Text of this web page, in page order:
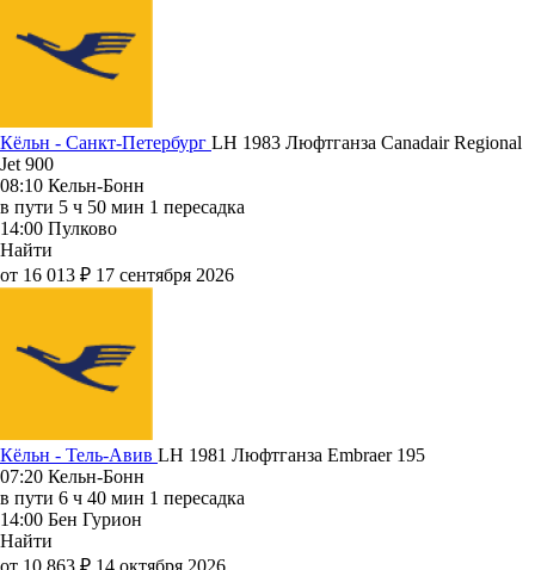
Кёльн - Санкт-Петербург LH 1983 Люфтганза Canadair Regional
Jet 900
08:10 Кельн-Бонн
в пути 5 ч 50 мин 1 пересадка
14:00 Пулково
Найти
от 16 013 ₽ 17 сентября 2026
Кёльн - Тель-Авив LH 1981 Люфтганза Embraer 195
07:20 Кельн-Бонн
в пути 6 ч 40 мин 1 пересадка
14:00 Бен Гурион
Найти
от 10 863 ₽ 14 октября 2026